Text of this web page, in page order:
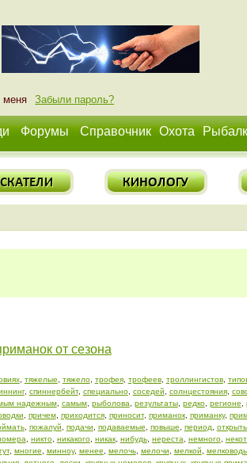
меня Забыли пароль?
Форумы Справочник Охота
от сезона
, тяжелые тяжело, трофея, трофеев, троллингистов,
, спиннербейт, специально, соседей солнцестояния,
надежным, самым, рыболова результаты, редко, регионе
причем, приходится, приносит, приманок, приманку,
, пожалуй подачи подаваемые повыше период
никто, никакого, никак, нибудь, нереста немного,
, многие минноу, менее мелочь, мелочи мелкой